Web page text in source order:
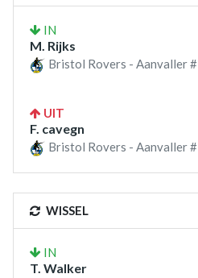
IN
M. Rijks
Bristol Rovers - Aanvaller #
UIT
F. cavegn
Bristol Rovers - Aanvaller #
WISSEL
IN
T. Walker